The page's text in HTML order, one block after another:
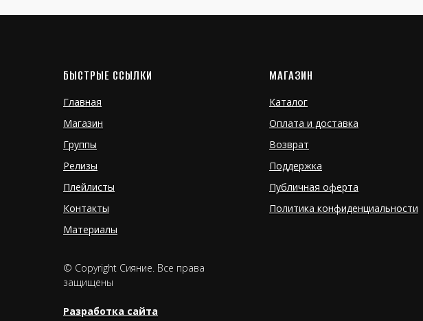
БЫСТРЫЕ ССЫЛКИ
Главная
Магазин
Группы
Релизы
Плейлисты
Контакты
Материалы
МАГАЗИН
Каталог
Оплата и доставка
Возврат
Поддержка
Публичная оферта
Политика конфиденциальности
© Copyright Сияние. Все права
защищены
Разработка сайта